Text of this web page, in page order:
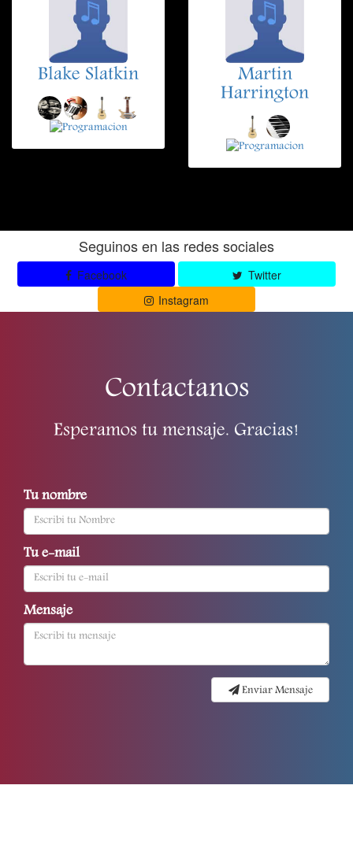
Blake Slatkin
Martin
Harrington
Seguinos en las redes sociales
Facebook
Twitter
Instagram
Contactanos
Esperamos tu mensaje. Gracias!
Tu nombre
Tu e-mail
Mensaje
Enviar Mensaje